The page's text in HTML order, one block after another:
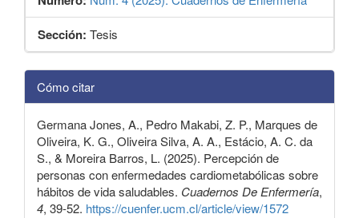
Sección: Tesis
Detalles
del
artículo
Cómo citar
Germana Jones, A., Pedro Makabi, Z. P., Marques de
Oliveira, K. G., Oliveira Silva, A. A., Estácio, A. C. da
S., & Moreira Barros, L. (2025). Percepción de
personas con enfermedades cardiometabólicas sobre
hábitos de vida saludables. Cuadernos De Enfermería,
4, 39-52. https://cuenfer.ucm.cl/article/view/1572